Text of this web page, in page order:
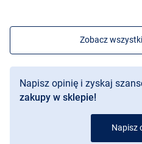
Zobacz
Napisz opinię i zyskaj
zakupy w sklepie!
Napisz